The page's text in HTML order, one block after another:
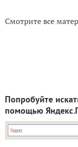
Смотрите все
Попробуйте
помощью